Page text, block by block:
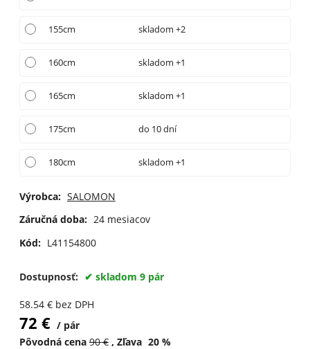
155cm skladom +2
160cm skladom +1
165cm skladom +1
175cm do 10 dní
180cm skladom +1
Výrobca: SALOMON
Záručná doba: 24 mesiacov
Kód: L41154800
Dostupnosť: skladom 9 pár
58.54€ bez DPH
72 €
pár
Pôvodná cena 90€ Zľava 20%